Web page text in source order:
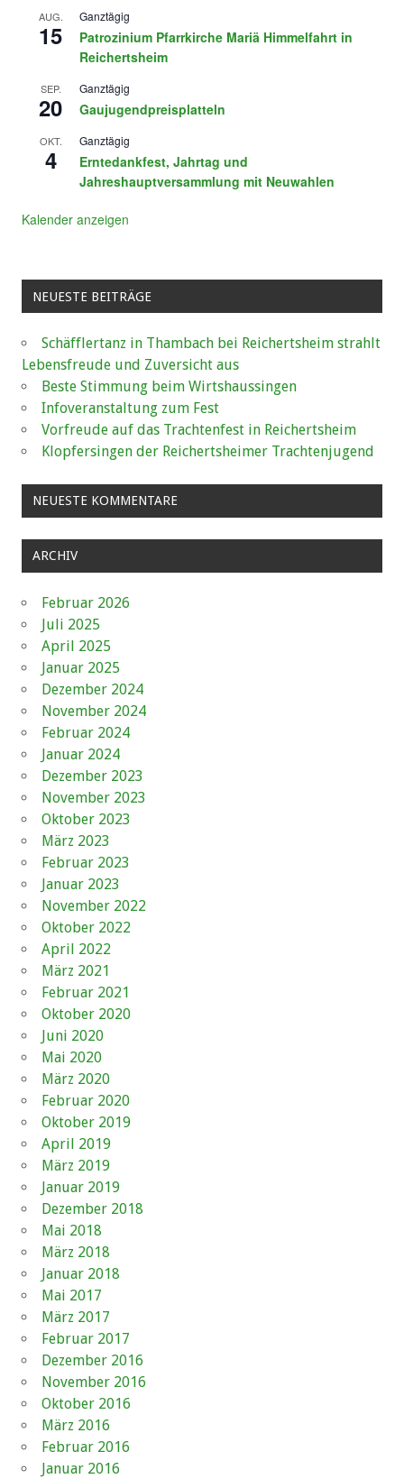
AUG.
15
Ganztägig
Patrozinium Pfarrkirche Mariä Himmelfahrt in
Reichertsheim
SEP.
20
Ganztägig
Gaujugendpreisplatteln
OKT.
4
Ganztägig
Erntedankfest, Jahrtag und
Jahreshauptversammlung mit Neuwahlen
Kalender anzeigen
NEUESTE BEITRÄGE
Schäfflertanz in Thambach bei Reichertsheim strahlt
Lebensfreude und Zuversicht aus
Beste Stimmung beim Wirtshaussingen
Infoveranstaltung zum Fest
Vorfreude auf das Trachtenfest in Reichertsheim
Klopfersingen der Reichertsheimer Trachtenjugend
NEUESTE KOMMENTARE
ARCHIV
Februar 2026
Juli 2025
April 2025
Januar 2025
Dezember 2024
November 2024
Februar 2024
Januar 2024
Dezember 2023
November 2023
Oktober 2023
März 2023
Februar 2023
Januar 2023
November 2022
Oktober 2022
April 2022
März 2021
Februar 2021
Oktober 2020
Juni 2020
Mai 2020
März 2020
Februar 2020
Oktober 2019
April 2019
März 2019
Januar 2019
Dezember 2018
Mai 2018
März 2018
Januar 2018
Mai 2017
März 2017
Februar 2017
Dezember 2016
November 2016
Oktober 2016
März 2016
Februar 2016
Januar 2016